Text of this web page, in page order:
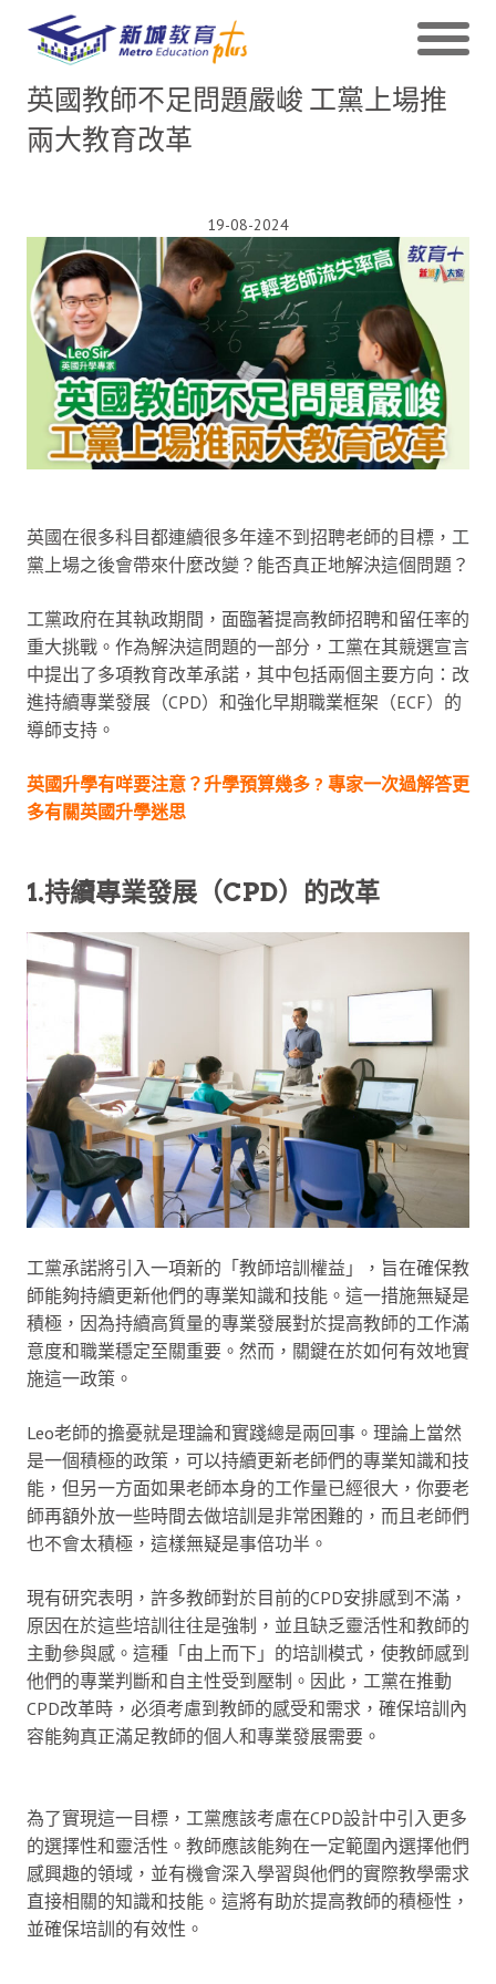
英國教師不足問題嚴峻 工黨上場推
兩大教育改革
19-08-2024
英國在很多科目都連續很多年達不到招聘老師的目標，工
黨上場之後會帶來什麼改變？能否真正地解決這個問題？
工黨政府在其執政期間，面臨著提高教師招聘和留任率的
重大挑戰。作為解決這問題的一部分，工黨在其競選宣言
中提出了多項教育改革承諾，其中包括兩個主要方向：改
進持續專業發展（CPD）和強化早期職業框架（ECF）的
導師支持。
英國升學有咩要注意？升學預算幾多 ? 專家一次過解答更
多有關英國升學迷思
1.持續專業發展（CPD）的改革
工黨承諾將引入一項新的「教師培訓權益」，旨在確保教
師能夠持續更新他們的專業知識和技能。這一措施無疑是
積極，因為持續高質量的專業發展對於提高教師的工作滿
意度和職業穩定至關重要。然而，關鍵在於如何有效地實
施這一政策。
Leo老師的擔憂就是理論和實踐總是兩回事。理論上當然
是一個積極的政策，可以持續更新老師們的專業知識和技
能，但另一方面如果老師本身的工作量已經很大，你要老
師再額外放一些時間去做培訓是非常困難的，而且老師們
也不會太積極，這樣無疑是事倍功半。
現有研究表明，許多教師對於目前的CPD安排感到不滿，
原因在於這些培訓往往是強制，並且缺乏靈活性和教師的
主動參與感。這種「由上而下」的培訓模式，使教師感到
他們的專業判斷和自主性受到壓制。因此，工黨在推動
CPD改革時，必須考慮到教師的感受和需求，確保培訓內
容能夠真正滿足教師的個人和專業發展需要。
為了實現這一目標，工黨應該考慮在CPD設計中引入更多
的選擇性和靈活性。教師應該能夠在一定範圍內選擇他們
感興趣的領域，並有機會深入學習與他們的實際教學需求
直接相關的知識和技能。這將有助於提高教師的積極性，
並確保培訓的有效性。